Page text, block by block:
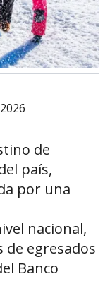
de
país,
por una
nacional,
de egresados
Banco